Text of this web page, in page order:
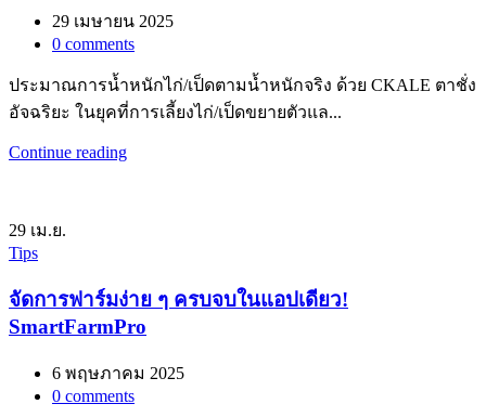
29 เมษายน 2025
0 comments
ประมาณการน้ำหนักไก่/เป็ดตามน้ำหนักจริง ด้วย CKALE ตาชั่ง
อัจฉริยะ ในยุคที่การเลี้ยงไก่/เป็ดขยายตัวแล...
Continue reading
29 เม.ย.
Tips
จัดการฟาร์มง่าย ๆ ครบจบในแอปเดียว!
SmartFarmPro
6 พฤษภาคม 2025
0 comments